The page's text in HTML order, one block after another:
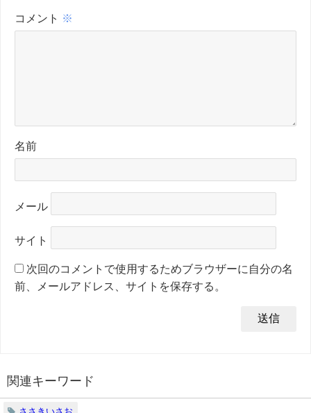
コメント ※
名前
メール
サイト
次回のコメントで使用するためブラウザーに自分の名
前、メールアドレス、サイトを保存する。
関連キーワード
ささきいさお